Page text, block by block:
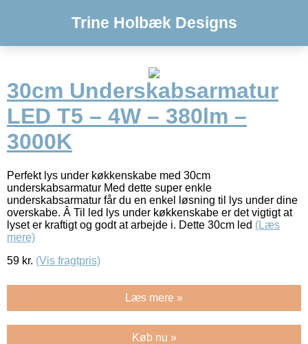
Trine Holbæk Designs
30cm Underskabsarmatur
LED T5 – 4W – 380lm –
3000K
Perfekt lys under køkkenskabe med 30cm
underskabsarmatur Med dette super enkle
underskabsarmatur får du en enkel løsning til lys under dine
overskabe. Â Til led lys under køkkenskabe er det vigtigt at
lyset er kraftigt og godt at arbejde i. Dette 30cm led (Læs
mere)
59 kr. (Vis fragtpris)
Læs mere »
Køb nu »